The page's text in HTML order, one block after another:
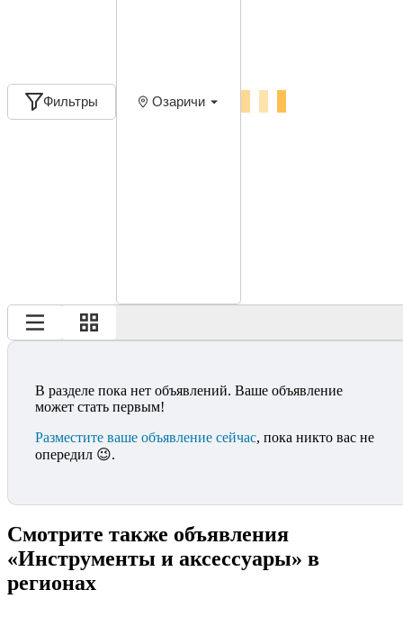
Фильтры Озаричи
В разделе пока нет объявлений. Ваше объявление
может стать первым!
Разместите ваше объявление сейчас, пока никто вас не
опередил 😉.
Смотрите также объявления
«Инструменты и аксессуары» в
регионах